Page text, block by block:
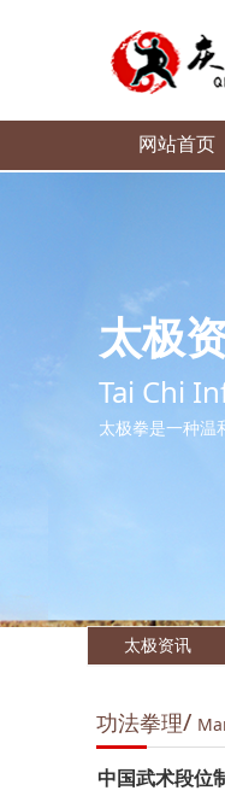
网站首页
太极拳是一种温
太极
Tai Chi
功法拳理/
中国武术段位
太极资讯